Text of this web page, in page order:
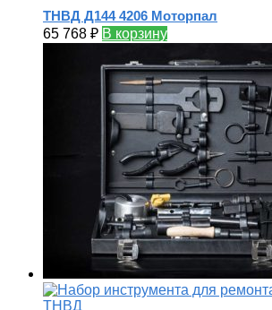
ТНВД Д144 4206 Моторпал
65 768 ₽ В корзину